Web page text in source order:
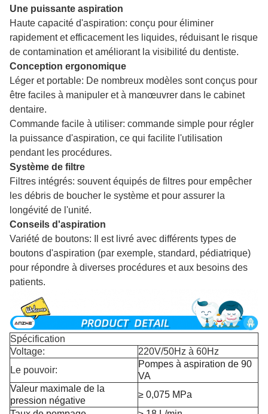
Une puissante aspiration
Haute capacité d'aspiration: conçu pour éliminer
rapidement et efficacement les liquides, réduisant le risque
de contamination et améliorant la visibilité du dentiste.
Conception ergonomique
Léger et portable: De nombreux modèles sont conçus pour
être faciles à manipuler et à manœuvrer dans le cabinet
dentaire.
Commande facile à utiliser: commande simple pour régler
la puissance d'aspiration, ce qui facilite l'utilisation
pendant les procédures.
Système de filtre
Filtres intégrés: souvent équipés de filtres pour empêcher
les débris de boucher le système et pour assurer la
longévité de l'unité.
Conseils d'aspiration
Variété de boutons: Il est livré avec différents types de
boutons d'aspiration (par exemple, standard, pédiatrique)
pour répondre à diverses procédures et aux besoins des
patients.
Spécification
Voltage:
220V/50Hz à 60Hz
Le pouvoir:
Pompes à aspiration de 90
VA
Valeur maximale de la
pression négative
≥ 0,075 MPa